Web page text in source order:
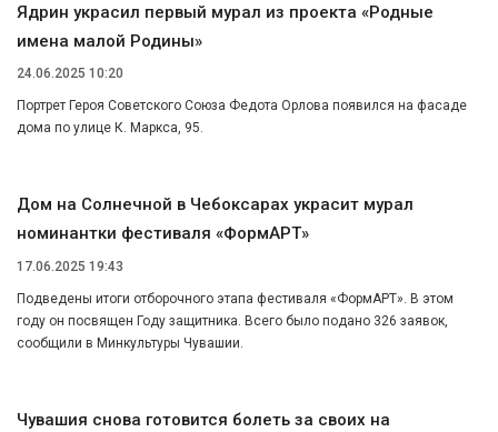
Ядрин украсил первый мурал из проекта «Родные
имена малой Родины»
24.06.2025 10:20
Портрет Героя Советского Союза Федота Орлова появился на фасаде
дома по улице К. Маркса, 95.
Дом на Солнечной в Чебоксарах украсит мурал
номинантки фестиваля «ФормАРТ»
17.06.2025 19:43
Подведены итоги отборочного этапа фестиваля «ФормАРТ». В этом
году он посвящен Году защитника. Всего было подано 326 заявок,
сообщили в Минкультуры Чувашии.
Чувашия снова готовится болеть за своих на